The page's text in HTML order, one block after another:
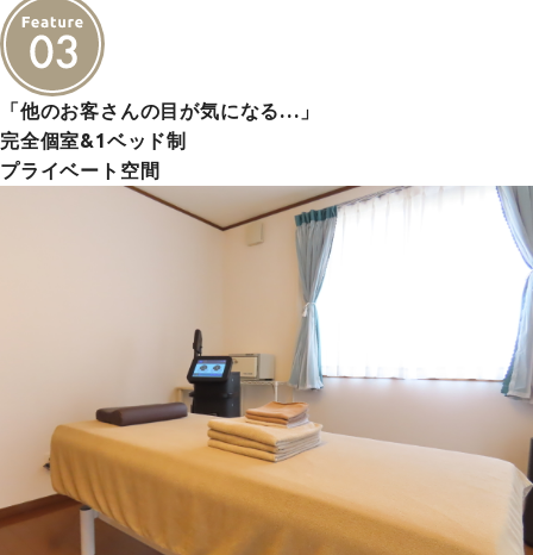
「他のお客さんの目が気になる…」
完全個室&1ベッド制
プライベート空間